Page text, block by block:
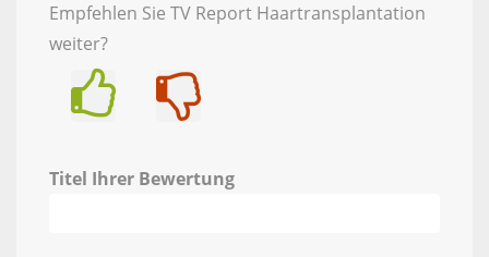
Empfehlen Sie TV Report Haartransplantation
weiter?
Titel Ihrer Bewertung